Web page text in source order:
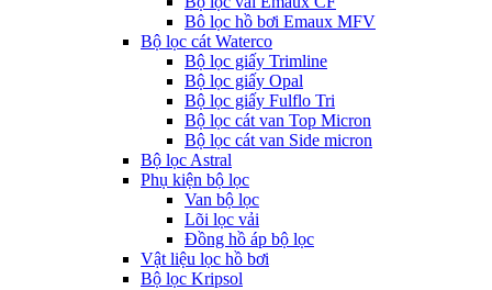
Bô lọc hồ bơi Emaux MFV
Bộ lọc cát Waterco
Bộ lọc giấy Trimline
Bộ lọc giấy Opal
Bộ lọc giấy Fulflo Tri
Bộ lọc cát van Top Micron
Bộ lọc cát van Side micron
Bộ lọc Astral
Phụ kiện bộ lọc
Van bộ lọc
Lõi lọc vải
Đồng hồ áp bộ lọc
Vật liệu lọc hồ bơi
Bộ lọc Kripsol